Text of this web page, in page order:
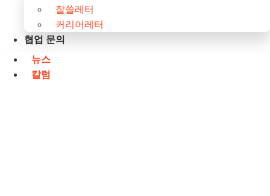
잘쓸레터
커리어레터
협업 문의
뉴스
칼럼